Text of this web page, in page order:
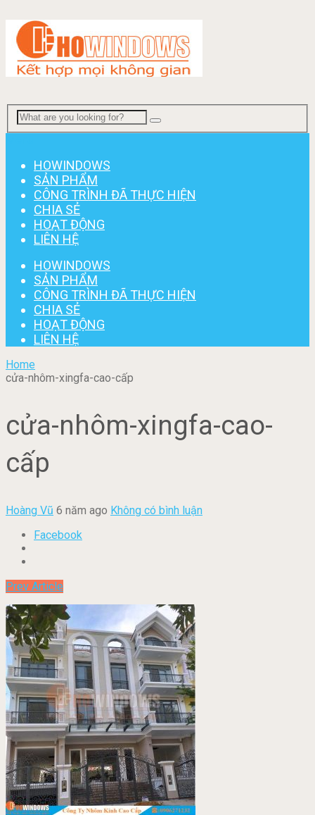
HOWINDOWS
SẢN PHẨM
CÔNG TRÌNH ĐÃ THỰC HIỆN
CHIA SẺ
HOẠT ĐỘNG
LIÊN HỆ
HOWINDOWS
SẢN PHẨM
CÔNG TRÌNH ĐÃ THỰC HIỆN
CHIA SẺ
HOẠT ĐỘNG
LIÊN HỆ
Home
cửa-nhôm-xingfa-cao-cấp
cửa-nhôm-xingfa-cao-
cấp
Hoàng Vũ 6 năm ago Không có bình luận
Facebook
Prev Article